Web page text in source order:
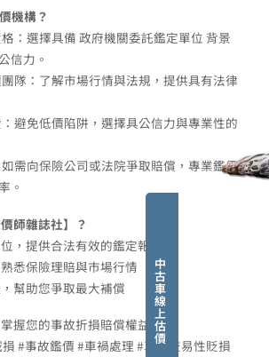
中
古
車
線
上
估
價
機構？
：選擇具備 政府機關委託鑑定單位 背景
信力。
隊：了解市場行情與法規，提供具有法律
避免低價陷阱，選擇具公信力與專業性的
需向保險公司或法院爭取賠償，專業鑑價
。
師雜誌社】？
，提供合法有效的鑑定報告
悉保險理賠與市場行情
幫助您爭取最大補償
握您的事故折損賠償權益！
#事故鑑價 #車禍處理 #車輛交易性貶損